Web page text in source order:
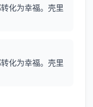
化为幸福。壳里
化为幸福。壳里